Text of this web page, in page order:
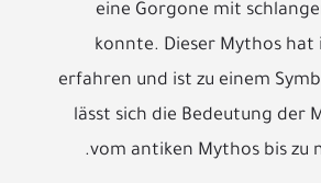
eine Gorgone mit
konnte. Dieser Mythos
erfahren und ist zu einem
lässt sich die Bedeutung der
vom antiken Mythos bis zu